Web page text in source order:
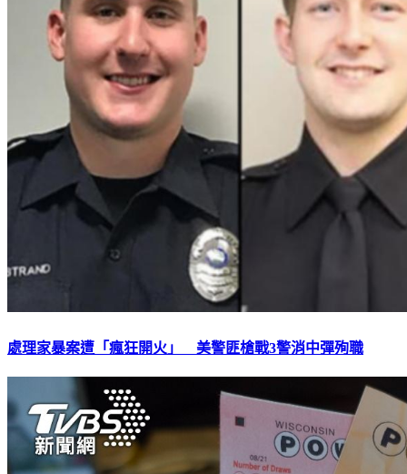
處理家暴案遭「瘋狂開火」 美警匪槍戰3警消中彈殉職